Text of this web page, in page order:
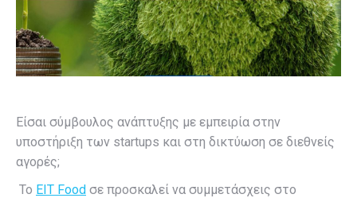
Είσαι σύμβουλος ανάπτυξης με εμπειρία στην
υποστήριξη των startups και στη δικτύωση σε διεθνείς
αγορές;
Το EIT Food σε προσκαλεί να συμμετάσχεις στο